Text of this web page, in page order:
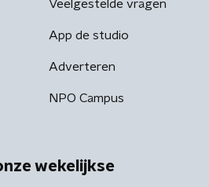
Veelgestelde vragen
App de studio
Adverteren
NPO Campus
wekelijkse